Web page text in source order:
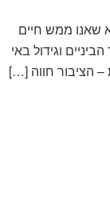
שאנו ממש חיים
נוראי במעמד הביניים וגידול באי